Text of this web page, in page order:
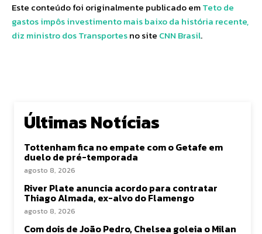
Este conteúdo foi originalmente publicado emTeto de
gastos impôs investimento mais baixo da história recente,
diz ministro dos Transportesno site CNN Brasil.
Últimas Notícias
Tottenham fica no empate com o Getafe em
duelo de pré-temporada
agosto 8, 2026
River Plate anuncia acordo para contratar
Thiago Almada, ex-alvo do Flamengo
agosto 8, 2026
Com dois de João Pedro, Chelsea goleia o Milan